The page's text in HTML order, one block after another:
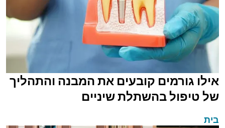
אילו גורמים קובעים את המבנה והתהליך
של טיפול בהשתלת שיניים
בית